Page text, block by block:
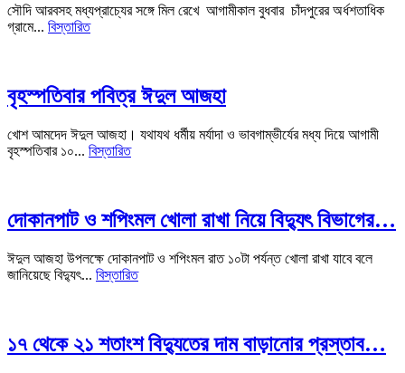
সৌদি আরবসহ মধ্যপ্রাচ্যের সঙ্গে মিল রেখে আগামীকাল বুধবার চাঁদপুরের অর্ধশতাধিক
গ্রামে... বিস্তারিত
বৃহস্পতিবার পবিত্র ঈদুল আজহা
খোশ আমদেদ ঈদুল আজহা। যথাযথ ধর্মীয় মর্যাদা ও ভাবগাম্ভীর্যের মধ্য দিয়ে আগামী
বৃহস্পতিবার ১০... বিস্তারিত
দোকানপাট ও শপিংমল খোলা রাখা নিয়ে বিদ্যুৎ বিভাগের…
ঈদুল আজহা উপলক্ষে দোকানপাট ও শপিংমল রাত ১০টা পর্যন্ত খোলা রাখা যাবে বলে
জানিয়েছে বিদ্যুৎ... বিস্তারিত
১৭ থেকে ২১ শতাংশ বিদ্যুতের দাম বাড়ানোর প্রস্তাব…